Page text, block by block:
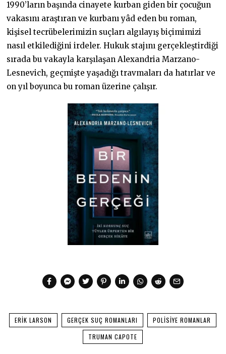
1990’ların başında cinayete kurban giden bir çocuğun
vakasını araştıran ve kurbanı yâd eden bu roman,
kişisel tecrübelerimizin suçları algılayış biçimimizi
nasıl etkilediğini irdeler. Hukuk stajını gerçekleştirdiği
sırada bu vakayla karşılaşan Alexandria Marzano-
Lesnevich, geçmişte yaşadığı travmaları da hatırlar ve
on yıl boyunca bu roman üzerine çalışır.
ERIK LARSON GERÇEK SUÇ ROMANLARI
POLISIYE ROMANLAR
TRUMAN CAPOTE